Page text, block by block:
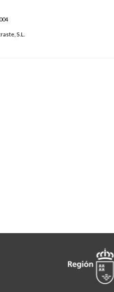
S.L.